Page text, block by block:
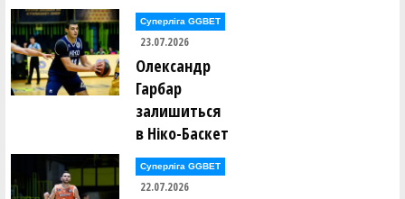
Суперліга GGBET
23.07.2026
Олександр
Гарбар
залишиться
в Ніко-Баскет
Суперліга GGBET
22.07.2026